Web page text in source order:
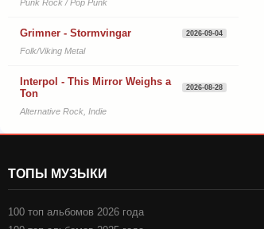
Punk Rock / Pop Punk
Grimner - Stormvingar 2026-09-04
Folk/Viking Metal
Interpol - This Mirror Weighs a
Ton
2026-08-28
Alternative Rock, Indie
ТОПЫ МУЗЫКИ
100 топ альбомов 2026 года